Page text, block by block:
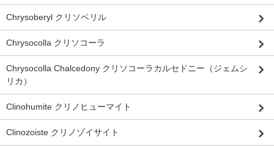
Chrysoberyl クリソベリル
Chrysocolla クリソコーラ
Chrysocolla Chalcedony クリソコーラカルセドニー（ジェムシ
リカ）
Clinohumite クリノヒューマイト
Clinozoiste クリノゾイサイト